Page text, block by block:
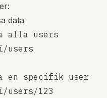
data
alla users
users
en specifik user